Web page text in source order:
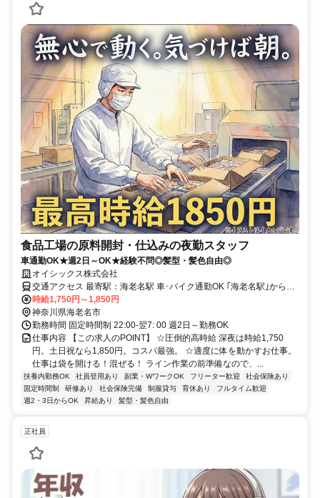
食品工場の原料開封・仕込みの夜勤スタッフ
車通勤OK★週2日～OK★経験不問◎髪型・髪色自由◎
オイシックス株式会社
交通アクセス 最寄駅：海老名駅 車･バイク通勤OK ｢海老名駅｣から送
迎バス有
時給1,750円～1,850円
神奈川県海老名市
勤務時間 固定時間制 22:00-翌7: 00 週2日～勤務OK
仕事内容 【この求人のPOINT】 ☆圧倒的高時給 深夜は時給1,750
円。土日祝なら1,850円。コスパ最強。 ☆適度に体を動かすお仕事。
仕事は袋を開ける！混ぜる！ ライン作業の前準備なので、...
扶養内勤務OK 社員登用あり 副業・WワークOK フリーター歓迎
社会保険あり
固定時間制
研修あり 社会保険完備 制服貸与 育休あり
フルタイム歓迎
週2・3日からOK
昇給あり 髪型・髪色自由
正社員